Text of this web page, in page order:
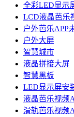
全彩LED显示
LCD液晶芭乐
户外芭乐APP
户外大屏
智慧城市
液晶拼接大屏
智慧黑板
LED显示屏安
液晶芭乐视频
滑轨芭乐视频